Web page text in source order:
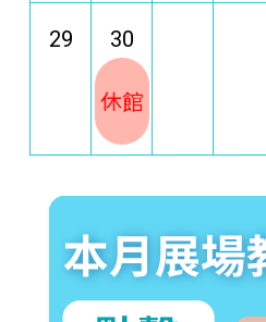
29 30
休館